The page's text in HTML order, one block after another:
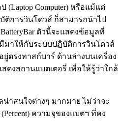
(Laptop Computer) หรือแม้แต่
ติการวินโดวส์ ก็สามารถนำไป
ตัวนี้จะแสดงข้อมูลที่
มาให้กับระบบปฏิบัติการวินโดวส์
ยู่ตรงทาสก์บาร์ ด้านล่างบนเครื่อง
งสถานแบตเตอรี่ เพื่อให้รู้ว่าใกล้
สนใจต่างๆ มากมาย ไม่ว่าจะ
ความจุของแบตฯ ที่คง